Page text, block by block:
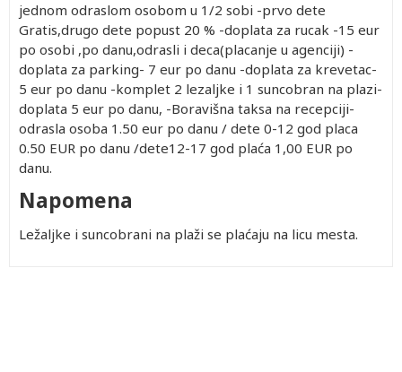
jednom odraslom osobom u 1/2 sobi -prvo dete
Gratis,drugo dete popust 20 % -doplata za rucak -15 eur
po osobi ,po danu,odrasli i deca(placanje u agenciji) -
doplata za parking- 7 eur po danu -doplata za krevetac-
5 eur po danu -komplet 2 lezaljke i 1 suncobran na plazi-
doplata 5 eur po danu, -Boravišna taksa na recepciji-
odrasla osoba 1.50 eur po danu / dete 0-12 god placa
0.50 EUR po danu /dete12-17 god plaća 1,00 EUR po
danu.
Napomena
Ležaljke i suncobrani na plaži se plaćaju na licu mesta.